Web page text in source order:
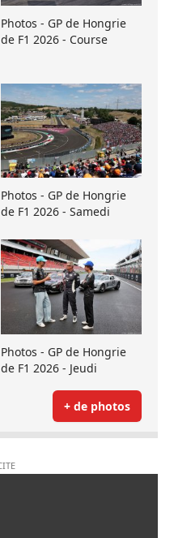
Photos - GP de Hongrie
de F1 2026 - Course
Photos - GP de Hongrie
de F1 2026 - Samedi
Photos - GP de Hongrie
de F1 2026 - Jeudi
+ de photos